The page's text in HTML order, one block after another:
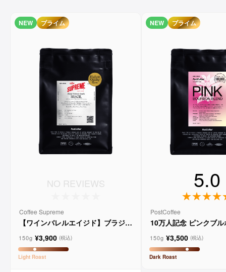
NEW プライム
NO REVIEWS
Coffee Supreme
【ワインバレルエイジド】ブラジル
ョ
150g ¥3,900 (税込)
Light Roast
NEW プライム
5.0
PostCoffee
10万人記念 ピンクブ
150g ¥3,500 (税込)
Dark Roast